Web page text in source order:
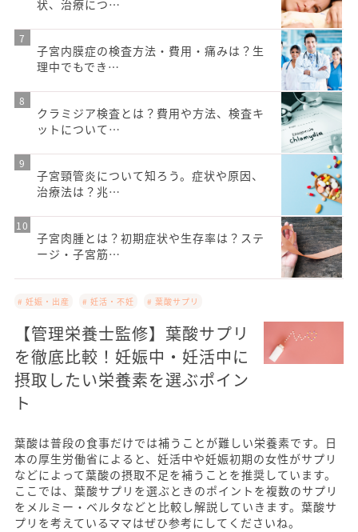
状、治療につ…
子宮内膜症の検査方法・費用・痛みは？生
理中でもでき…
クラミジア検査とは？費用や方法、検査キ
ットについて…
子宮頸管炎について知ろう。症状や原因、
治療法は？兆…
子宮肉腫とは？初期症状や生存率は？ステ
ージ・子宮筋…
# 妊娠・出産 # 妊活・不妊 # 葉酸サプリ
【管理栄養士監修】葉酸サプリ
を徹底比較！妊娠中・妊活中に
摂取したい栄養素を選ぶポイン
ト
葉酸は普段の食事だけでは補うことが難しい栄養素です。日
本の厚生労働省によると、妊活中や妊娠初期の女性がサプリ
などによって葉酸の摂取不足を補うことを推奨しています。
ここでは、葉酸サプリを選ぶときのポイントを複数のサプリ
をメルミー・ベルタなどと比較し解説していきます。葉酸サ
プリを考えているママはぜひ参考にしてくださいね。